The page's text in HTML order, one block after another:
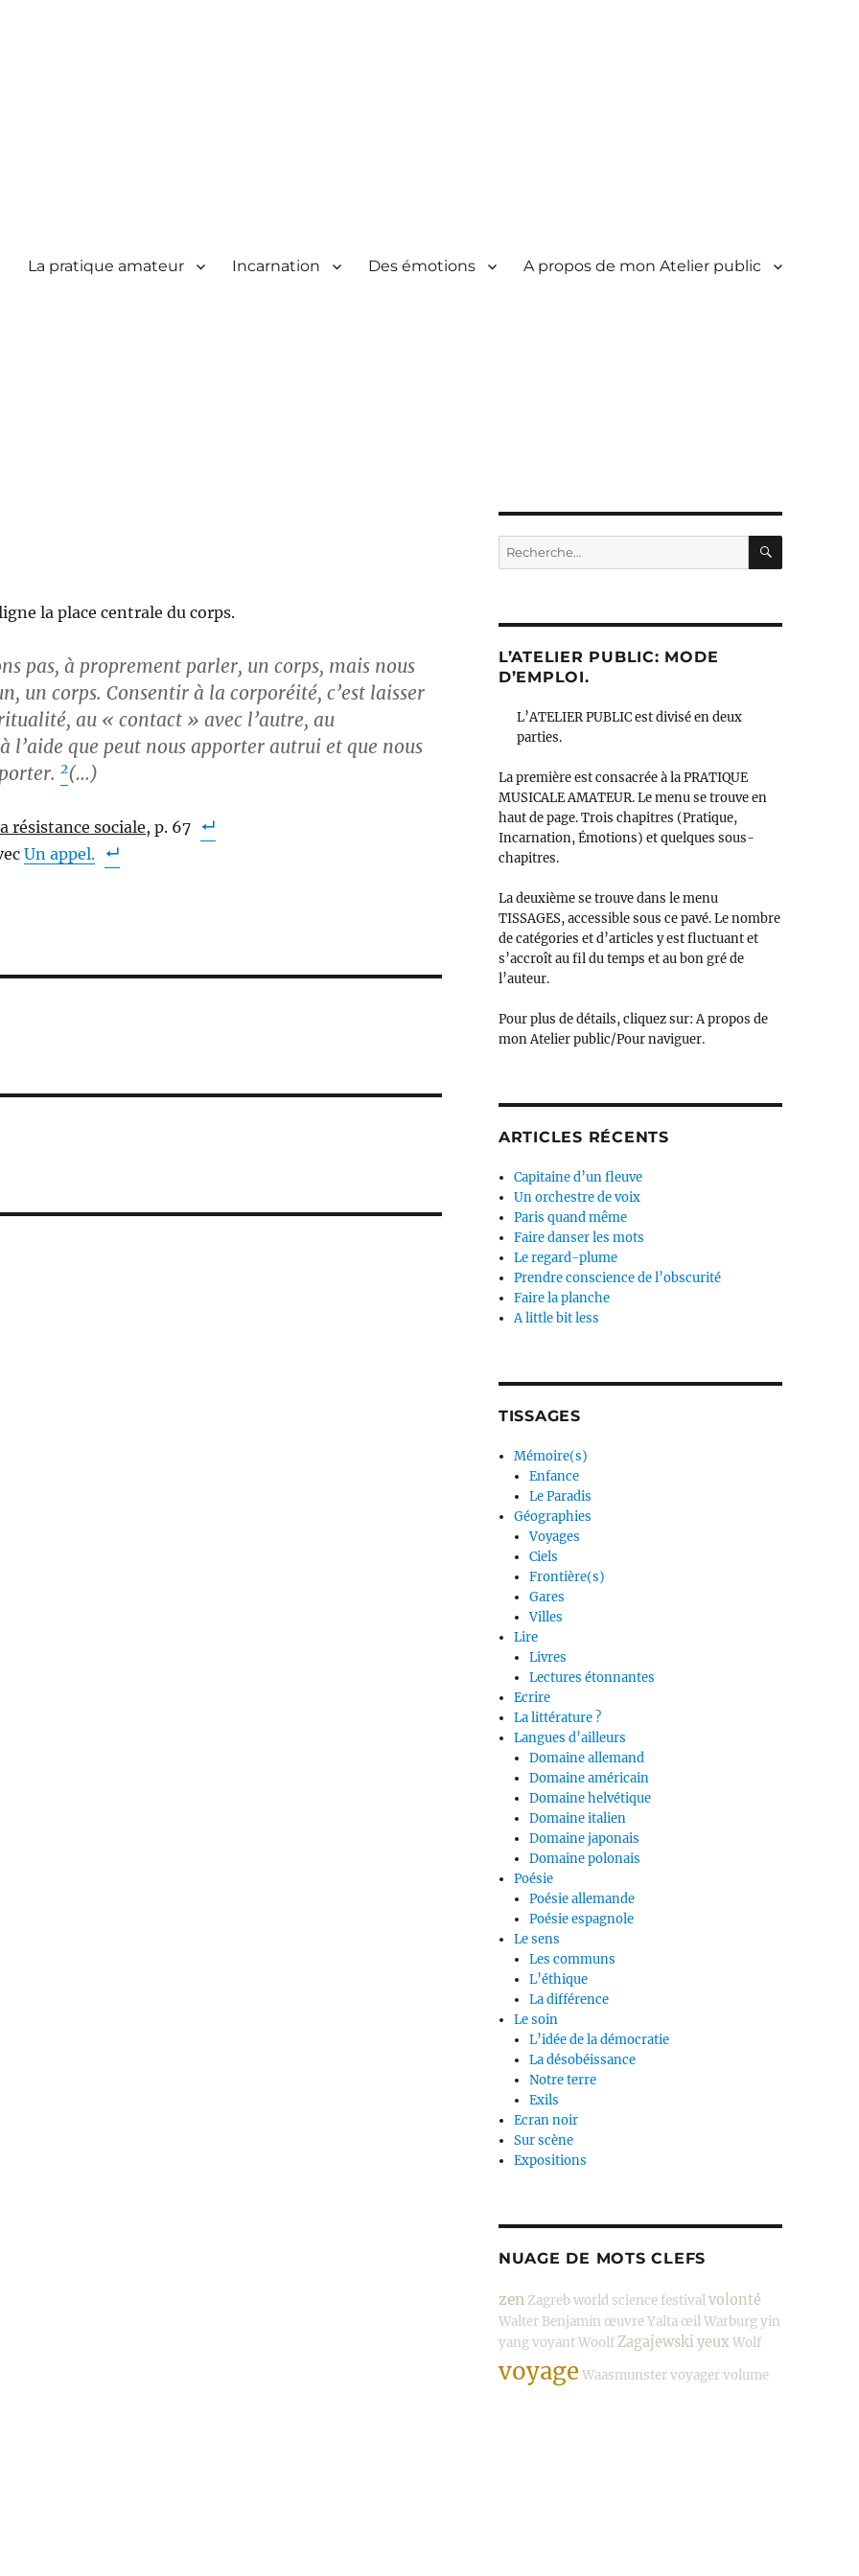
La pratique amateur Incarnation Des émotions A propos de mon Atelier public
la place centrale du corps.
pas, à proprement parler, un corps, mais nous
un corps. Consentir à la corporéité, c’est laisser
au « contact » avec l’autre, au
l’aide que peut nous apporter autrui et que nous
2(…)
résistance sociale, p. 67
Un appel.
Recherche
pour :
L’ATELIER PUBLIC: MODE
D’EMPLOI.
L’ATELIER PUBLIC est divisé en deux
parties.
La première est consacrée à la PRATIQUE
MUSICALE AMATEUR. Le menu se trouve en
haut de page. Trois chapitres (Pratique,
Incarnation, Émotions) et quelques sous-
chapitres.
La deuxième se trouve dans le menu
TISSAGES, accessible sous ce pavé. Le nombre
de catégories et d’articles y est fluctuant et
s’accroît au fil du temps et au bon gré de
l’auteur.
Pour plus de détails, cliquez sur: A propos de
mon Atelier public/Pour naviguer.
ARTICLES RÉCENTS
Capitaine d’un fleuve
Un orchestre de voix
Paris quand même
Faire danser les mots
Le regard-plume
Prendre conscience de l’obscurité
Faire la planche
A little bit less
TISSAGES
Mémoire(s)
Enfance
Le Paradis
Géographies
Voyages
Ciels
Frontière(s)
Gares
Villes
Lire
Livres
Lectures étonnantes
Ecrire
La littérature ?
Langues d’ailleurs
Domaine allemand
Domaine américain
Domaine helvétique
Domaine italien
Domaine japonais
Domaine polonais
Poésie
Poésie allemande
Poésie espagnole
Le sens
Les communs
L’éthique
La différence
Le soin
L’idée de la démocratie
La désobéissance
Notre terre
Exils
Ecran noir
Sur scène
Expositions
NUAGE DE MOTS CLEFS
zen Zagrebworld science festivalvolonté
Walter Benjamin œuvreYalta œilWarburgyin
yangvoyantWoolfZagajewskiyeuxWolf
voyage Waasmunstervoyagervolume